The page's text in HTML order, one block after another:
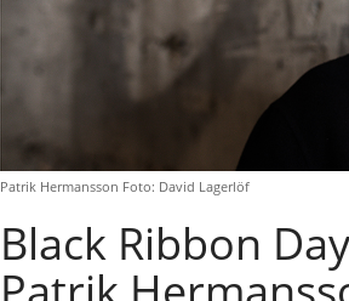
Patrik Hermansson Foto: David Lagerlöf
Black Ribbon